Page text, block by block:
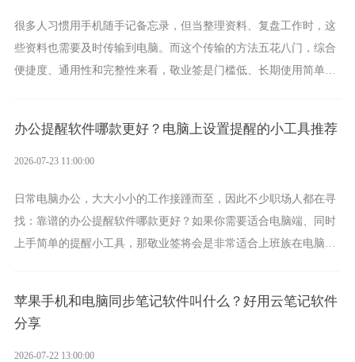
很多人习惯用手机随手记备忘录，但当整理资料、复盘工作时，这
些资料也需要及时传输到电脑。而这个传输的方法五花八门，综合
便捷度、通用性和完整性来看，敬业签是门槛低、长期使用简单的
办公提醒软件哪款更好？电脑上设置提醒的小工具推荐
2026-07-23 11:00:00
日常电脑办公，大大小小的工作接踵而至，因此不少职场人都在寻
找：靠谱的办公提醒软件哪款更好？如果你需要适合电脑端、同时
上手简单的提醒小工具，那敬业签将会是非常适合上班族在电脑上
苹果手机和电脑同步笔记软件叫什么？好用云笔记软件
分享
2026-07-22 13:00:00